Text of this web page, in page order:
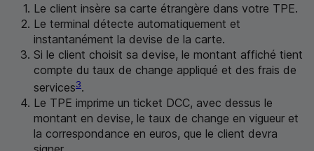
Le client insère sa carte étrangère dans votre TPE.
Le terminal détecte automatiquement et
instantanément la devise de la carte.
Si le client choisit sa devise, le montant affiché tient
compte du taux de change appliqué et des frais de
services3.
Le TPE imprime un ticket DCC, avec dessus le
montant en devise, le taux de change en vigueur et
la correspondance en euros, que le client devra